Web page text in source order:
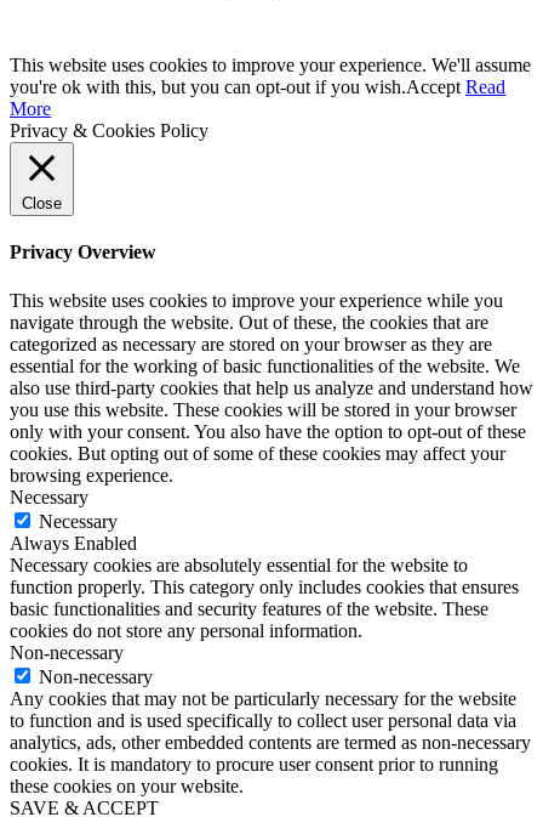
This website uses cookies to improve your experience. We'll assume
you're ok with this, but you can opt-out if you wish.Accept Read
More
Privacy & Cookies Policy
Close
Privacy Overview
This website uses cookies to improve your experience while you
navigate through the website. Out of these, the cookies that are
categorized as necessary are stored on your browser as they are
essential for the working of basic functionalities of the website. We
also use third-party cookies that help us analyze and understand how
you use this website. These cookies will be stored in your browser
only with your consent. You also have the option to opt-out of these
cookies. But opting out of some of these cookies may affect your
browsing experience.
Necessary
Necessary
Always Enabled
Necessary cookies are absolutely essential for the website to
function properly. This category only includes cookies that ensures
basic functionalities and security features of the website. These
cookies do not store any personal information.
Non-necessary
Non-necessary
Any cookies that may not be particularly necessary for the website
to function and is used specifically to collect user personal data via
analytics, ads, other embedded contents are termed as non-necessary
cookies. It is mandatory to procure user consent prior to running
these cookies on your website.
SAVE & ACCEPT